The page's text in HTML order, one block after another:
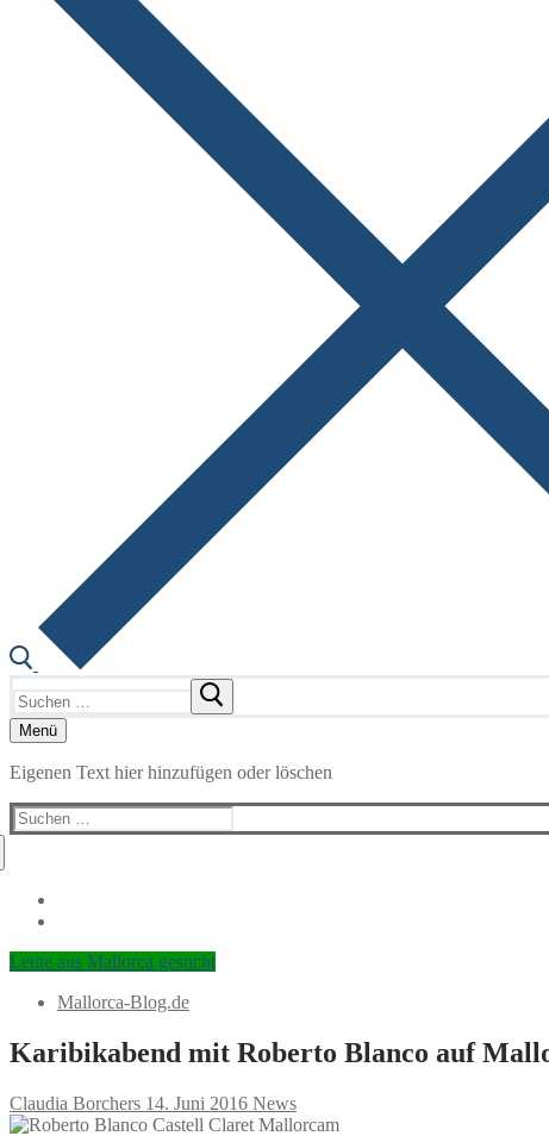
nach:
Menü
Eigenen Text hier hinzufügen oder löschen
Suchen
nach:
Leute aus Mallorca gesucht
Mallorca-Blog.de
Karibikabend mit Roberto Blanco auf
Claudia Borchers 14. Juni 2016 News